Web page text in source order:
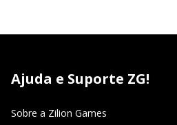
Ajuda e Suporte ZG!
Sobre a Zilion Games